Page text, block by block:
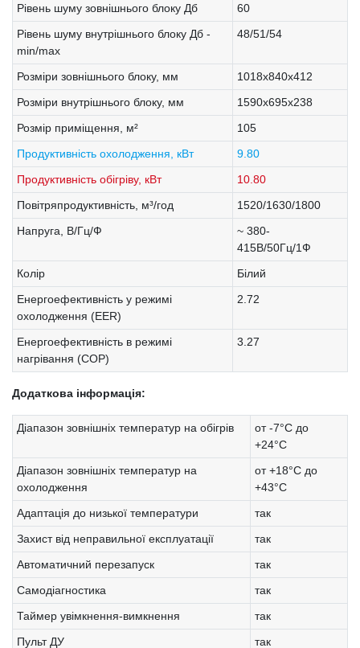
Рівень шуму зовнішнього блоку Дб
60
Рівень шуму внутрішнього блоку Дб -
min/max
48/51/54
Розміри зовнішнього блоку, мм
1018х840х412
Розміри внутрішнього блоку, мм
1590х695х238
Розмір приміщення, м²
105
Продуктивність охолодження, кВт
9.80
Продуктивність обігріву, кВт
10.80
Повітряпродуктивність, м³/год
1520/1630/1800
Напруга, В/Гц/Ф
~ 380-
415В/50Гц/1Ф
Колір
Білий
Енергоефективність у режимі
охолодження (EER)
2.72
Енергоефективність в режимі
нагрівання (COP)
3.27
Додаткова інформація:
Діапазон зовнішніх температур на обігрів
от -7°C до
+24°C
Діапазон зовнішніх температур на
охолодження
от +18°C до
+43°C
Адаптація до низької температури
так
Захист від неправильної експлуатації
так
Автоматичний перезапуск
так
Самодіагностика
так
Таймер увімкнення-вимкнення
так
Пульт ДУ
так